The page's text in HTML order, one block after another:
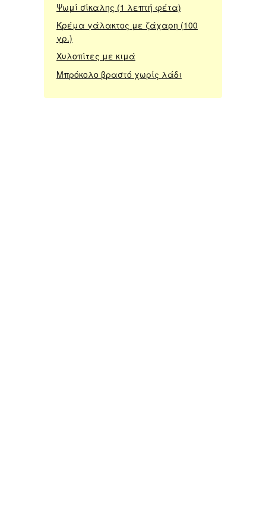
Ψωμί σίκαλης (1 λεπτή φέτα)
Κρέμα γάλακτος με ζάχαρη (100
γρ.)
Χυλοπίτες με κιμά
Μπρόκολο βραστό χωρίς λάδι